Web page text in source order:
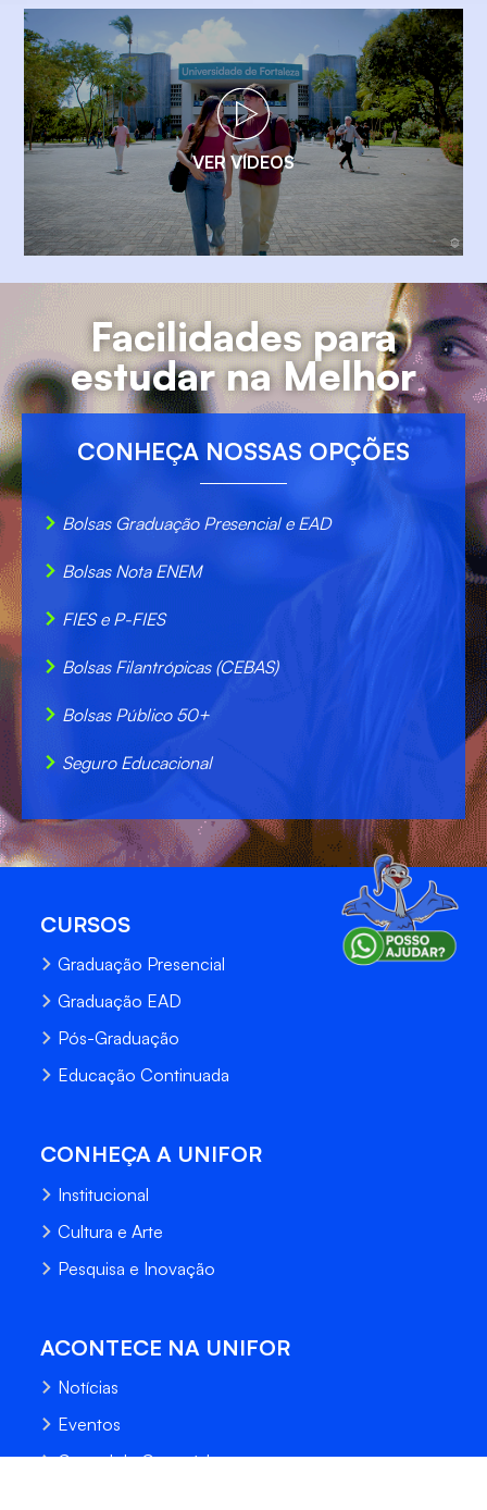
VER VÍDEOS
Facilidades para
estudar na Melhor
CONHEÇA NOSSAS OPÇÕES
Bolsas Graduação Presencial e EAD
Bolsas Nota ENEM
FIES e P-FIES
Bolsas Filantrópicas (CEBAS)
Bolsas Público 50+
Seguro Educacional
CURSOS
Graduação Presencial
Graduação EAD
Pós-Graduação
Educação Continuada
CONHEÇA A UNIFOR
Institucional
Cultura e Arte
Pesquisa e Inovação
ACONTECE NA UNIFOR
Notícias
Eventos
Central de Conteúdo